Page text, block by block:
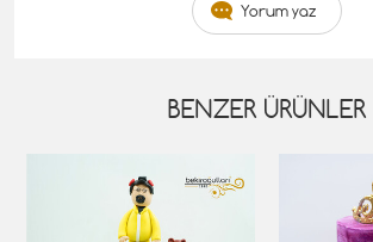
Yorum yaz
BENZER ÜRÜNLER